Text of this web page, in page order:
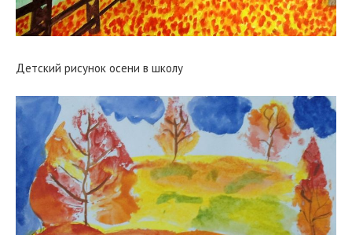
Детский рисунок осени в школу